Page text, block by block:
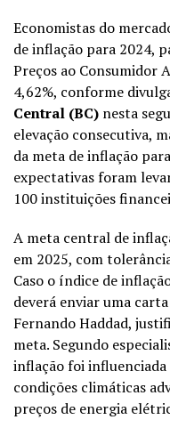
Economistas do
de inflação para 2024,
Preços ao Consumidor
4,62%, conforme
Central (BC) nesta
elevação consecutiva,
da meta de inflação
expectativas foram
100 instituições
A meta central de
em 2025, com
Caso o índice de
deverá enviar uma
Fernando Haddad,
meta. Segundo
inflação foi
condições climáticas
preços de energia